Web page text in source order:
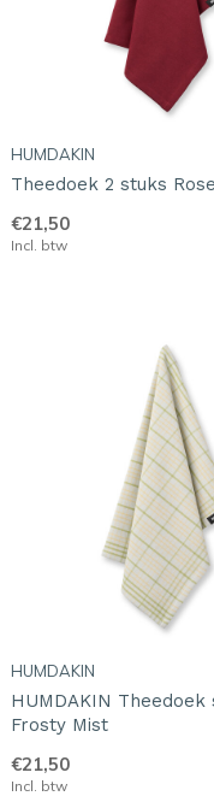
HUMDAKIN
Theedoek 2 stuks
€21,50
Incl. btw
HUMDAKIN
HUMDAKIN Theedoek
Frosty Mist
€21,50
Incl. btw